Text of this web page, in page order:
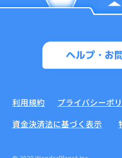
ヘルプ・お
利用規約 プライバシーポ
資金決済法に基づく表示